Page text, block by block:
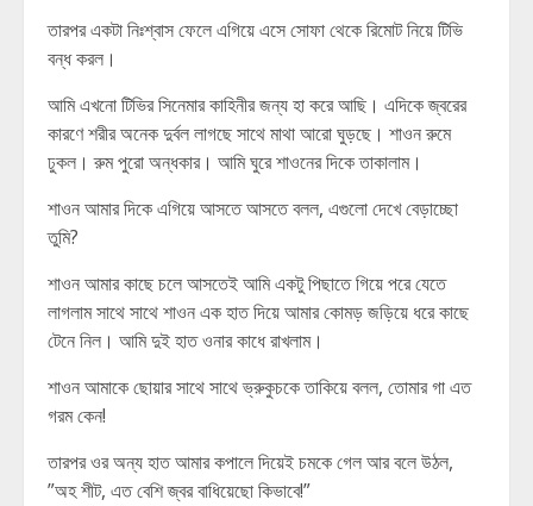
তারপর একটা নিঃশ্বাস ফেলে এগিয়ে এসে সোফা থেকে রিমোট নিয়ে টিভি
বন্ধ করল।
আমি এখনো টিভির সিনেমার কাহিনীর জন্য হা করে আছি। এদিকে জ্বরের
কারণে শরীর অনেক দুর্বল লাগছে সাথে মাথা আরো ঘুড়ছে। শাওন রুমে
ঢুকল। রুম পুরো অন্ধকার। আমি ঘুরে শাওনের দিকে তাকালাম।
শাওন আমার দিকে এগিয়ে আসতে আসতে বলল, এগুলো দেখে বেড়াচ্ছো
তুমি?
শাওন আমার কাছে চলে আসতেই আমি একটু পিছাতে গিয়ে পরে যেতে
লাগলাম সাথে সাথে শাওন এক হাত দিয়ে আমার কোমড় জড়িয়ে ধরে কাছে
টেনে নিল। আমি দুই হাত ওনার কাধে রাখলাম।
শাওন আমাকে ছোয়ার সাথে সাথে ভ্রুকুচকে তাকিয়ে বলল, তোমার গা এত
গরম কেন!
তারপর ওর অন্য হাত আমার কপালে দিয়েই চমকে গেল আর বলে উঠল,
”অহ শীট, এত বেশি জ্বর বাধিয়েছো কিভাবে!”